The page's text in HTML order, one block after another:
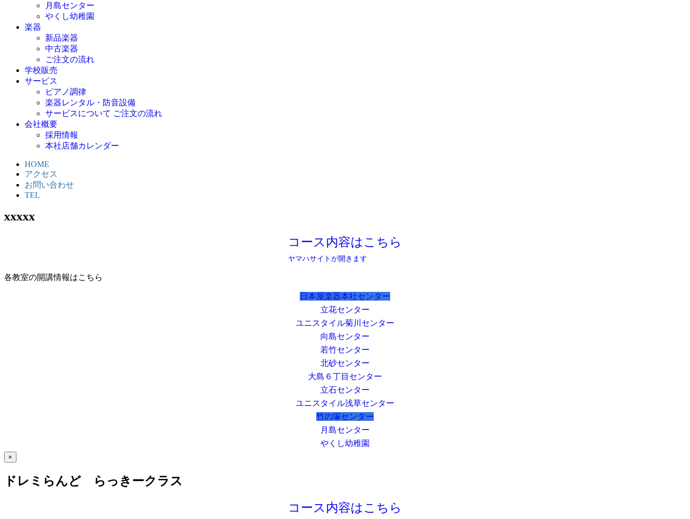
月島センター
やくし幼稚園
楽器
新品楽器
中古楽器
ご注文の流れ
学校販売
サービス
ピアノ調律
楽器レンタル・防音設備
サービスについて ご注文の流れ
会社概要
採用情報
本社店舗カレンダー
HOME
アクセス
お問い合わせ
TEL
xxxxx
コース内容はこちら
ヤマハサイトが開きます
各教室の開講情報はこちら
日本屋楽器本社センター
立花センター
ユニスタイル菊川センター
向島センター
若竹センター
北砂センター
大島６丁目センター
立石センター
ユニスタイル浅草センター
竹の塚センター
月島センター
やくし幼稚園
×
ドレミらんど らっきークラス
コース内容はこちら